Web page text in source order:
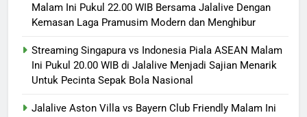
Malam Ini Pukul 22.00 WIB Bersama Jalalive Dengan
Kemasan Laga Pramusim Modern dan Menghibur
Streaming Singapura vs Indonesia Piala ASEAN Malam
Ini Pukul 20.00 WIB di Jalalive Menjadi Sajian Menarik
Untuk Pecinta Sepak Bola Nasional
Jalalive Aston Villa vs Bayern Club Friendly Malam Ini